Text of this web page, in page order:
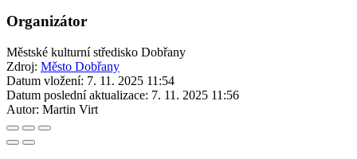
Organizátor
Městské kulturní středisko Dobřany
Zdroj: Město Dobřany
Datum vložení: 7. 11. 2025 11:54
Datum poslední aktualizace: 7. 11. 2025 11:56
Autor: Martin Virt